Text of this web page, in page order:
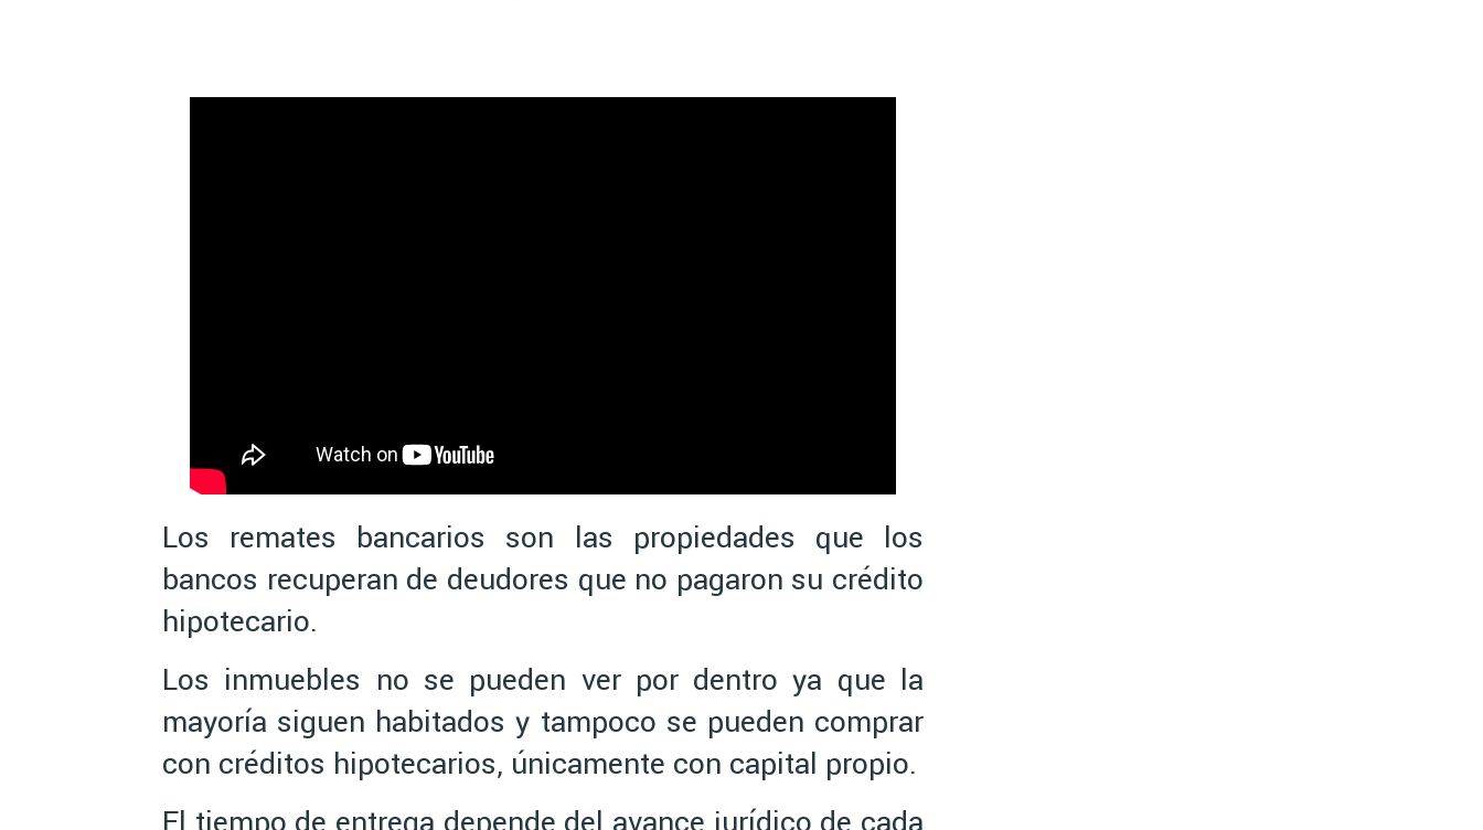
Los remates bancarios son las propiedades que los
bancos recuperan de deudores que no pagaron su crédito
hipotecario.
Los inmuebles no se pueden ver por dentro ya que la
mayoría siguen habitados y tampoco se pueden comprar
con créditos hipotecarios, únicamente con capital propio.